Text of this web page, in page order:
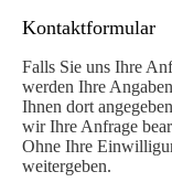
Kontaktformular
Falls Sie uns Ihre
werden Ihre
Ihnen dort
wir Ihre Anfrage
Ohne Ihre
weitergeben.